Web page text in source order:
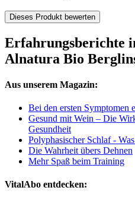
Dieses Produkt bewerten
Erfahrungsberichte
Alnatura Bio
Aus unserem Magazin:
Bei den ersten Symptomen
Gesund mit Wein – Die
Gesundheit
Polyphasischer Schlaf -
Die Wahrheit übers Dehnen
Mehr Spaß beim Training
VitalAbo entdecken: